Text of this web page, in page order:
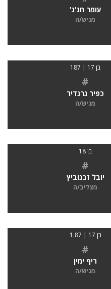
עומר חג'ג'
מגיש/ה
בן 17 | 187
#
כפיר גרנדיר
מגיש/ה
בן 18
#
יובל זבנוביץ
מצליב/ה
בן 17 | 1.87
#
ריף ימין
מגיש/ה